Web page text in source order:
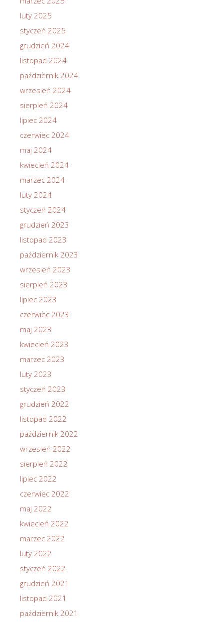
luty 2025
styczeń 2025
grudzień 2024
listopad 2024
październik 2024
wrzesień 2024
sierpień 2024
lipiec 2024
czerwiec 2024
maj 2024
kwiecień 2024
marzec 2024
luty 2024
styczeń 2024
grudzień 2023
listopad 2023
październik 2023
wrzesień 2023
sierpień 2023
lipiec 2023
czerwiec 2023
maj 2023
kwiecień 2023
marzec 2023
luty 2023
styczeń 2023
grudzień 2022
listopad 2022
październik 2022
wrzesień 2022
sierpień 2022
lipiec 2022
czerwiec 2022
maj 2022
kwiecień 2022
marzec 2022
luty 2022
styczeń 2022
grudzień 2021
listopad 2021
październik 2021